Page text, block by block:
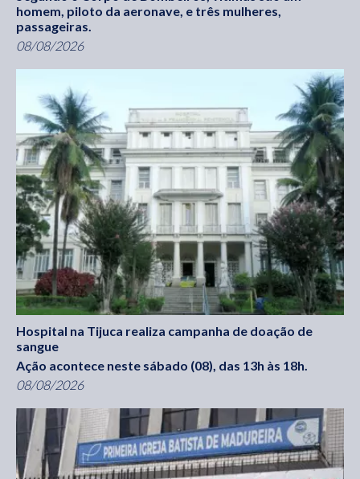
homem, piloto da aeronave, e três mulheres,
passageiras.
08/08/2026
Hospital na Tijuca realiza campanha de doação de
sangue
Ação acontece neste sábado (08), das 13h às 18h.
08/08/2026